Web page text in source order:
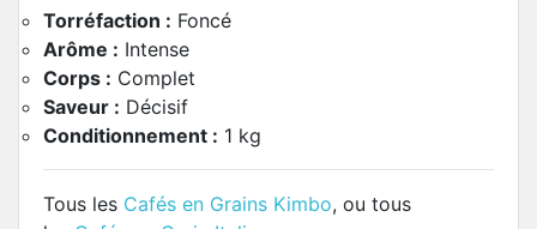
Torréfaction : Foncé
Arôme : Intense
Corps : Complet
Saveur : Décisif
Conditionnement : 1 kg
Tous les Cafés en Grains Kimbo, ou tous